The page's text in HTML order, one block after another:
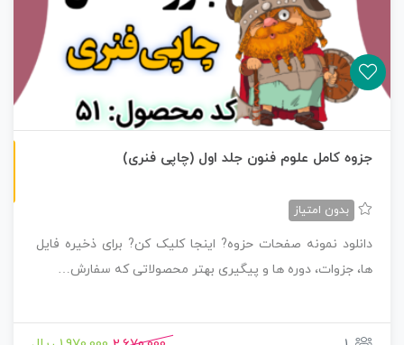
جزوه کامل علوم فنون جلد اول (چاپی فنری)
بدون امتیاز
دانلود نمونه صفحات حزوه? اینجا کلیک کن? برای ذخیره فایل
ها، جزوات، دوره ها و پیگیری بهتر محصولاتی که سفارش…